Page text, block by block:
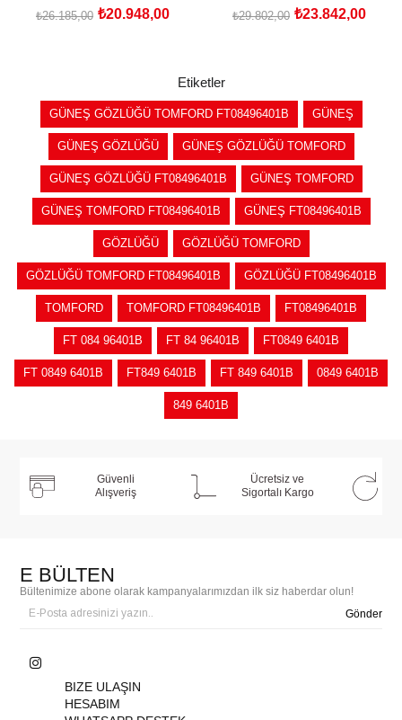
₺20.948,00
₺26.185,00
₺23.842,00
₺29.802,00
Etiketler
GÜNEŞ GÖZLÜĞÜ TOMFORD FT08496401B GÜNEŞ
GÜNEŞ GÖZLÜĞÜ GÜNEŞ GÖZLÜĞÜ TOMFORD
GÜNEŞ GÖZLÜĞÜ FT08496401B GÜNEŞ TOMFORD
GÜNEŞ TOMFORD FT08496401B GÜNEŞ FT08496401B
GÖZLÜĞÜ GÖZLÜĞÜ TOMFORD
GÖZLÜĞÜ TOMFORD FT08496401B GÖZLÜĞÜ FT08496401B
TOMFORD TOMFORD FT08496401B FT08496401B
FT 084 96401B FT 84 96401B FT0849 6401B
FT 0849 6401B FT849 6401B FT 849 6401B 0849 6401B
849 6401B
Güvenli
Alışveriş
Ücretsiz ve
Sigortalı Kargo
E BÜLTEN
Bültenimize abone olarak kampanyalarımızdan ilk siz haberdar olun!
Gönder
BIZE ULAŞIN
HESABIM